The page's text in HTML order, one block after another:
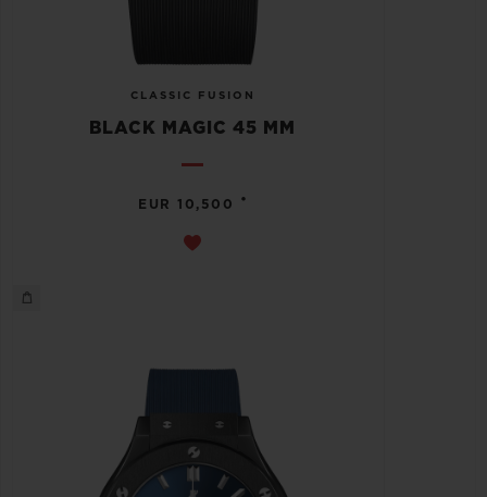
CLASSIC FUSION
BLACK MAGIC 45 MM
EUR 10,500 •